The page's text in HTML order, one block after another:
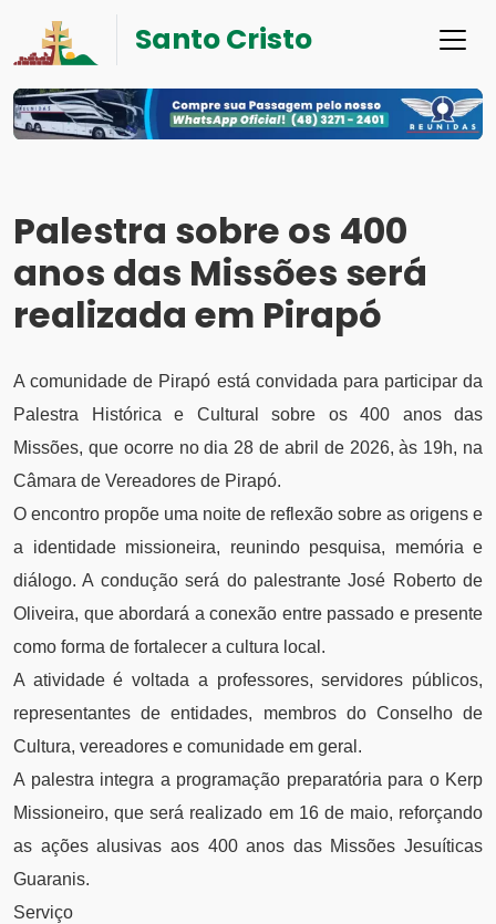
Santo Cristo
Palestra sobre os 400
anos das Missões será
realizada em Pirapó
A comunidade de Pirapó está convidada para participar da
Palestra Histórica e Cultural sobre os 400 anos das
Missões, que ocorre no dia 28 de abril de 2026, às 19h, na
Câmara de Vereadores de Pirapó.
O encontro propõe uma noite de reflexão sobre as origens e
a identidade missioneira, reunindo pesquisa, memória e
diálogo. A condução será do palestrante José Roberto de
Oliveira, que abordará a conexão entre passado e presente
como forma de fortalecer a cultura local.
A atividade é voltada a professores, servidores públicos,
representantes de entidades, membros do Conselho de
Cultura, vereadores e comunidade em geral.
A palestra integra a programação preparatória para o Kerp
Missioneiro, que será realizado em 16 de maio, reforçando
as ações alusivas aos 400 anos das Missões Jesuíticas
Guaranis.
Serviço